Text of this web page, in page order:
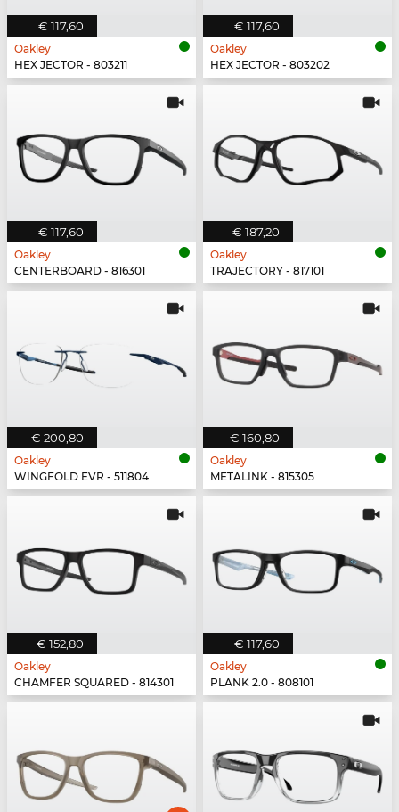
€ 117,60
Oakley
HEX JECTOR - 803211
€ 117,60
Oakley
HEX JECTOR - 803202
€ 117,60
Oakley
CENTERBOARD - 816301
€ 187,20
Oakley
TRAJECTORY - 817101
€ 200,80
Oakley
WINGFOLD EVR - 511804
€ 160,80
Oakley
METALINK - 815305
€ 152,80
Oakley
CHAMFER SQUARED - 814301
€ 117,60
Oakley
PLANK 2.0 - 808101